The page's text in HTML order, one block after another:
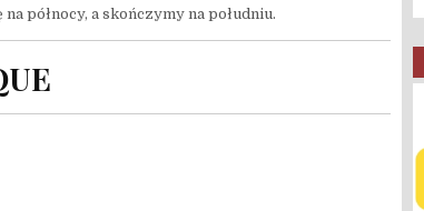
północy, a skończymy na południu.